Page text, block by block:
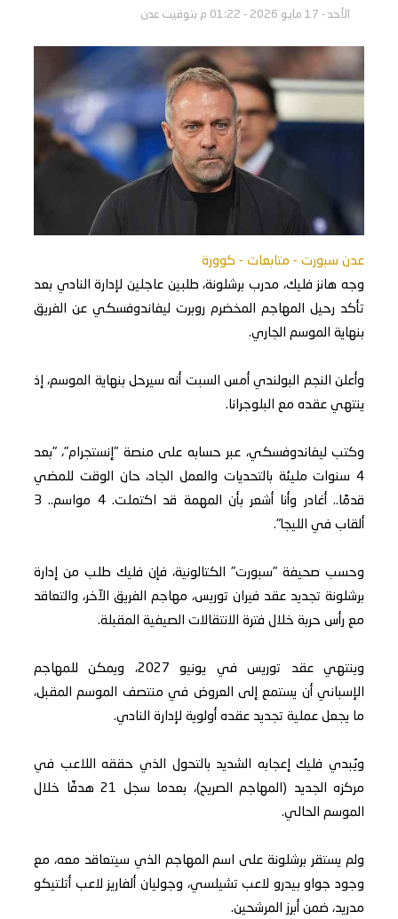
الأحد - 17 مايو 2026 - 01:22 م بتوقيت عدن
عدن سبورت - متابعات - كوورة
وجه هانز فليك، مدرب برشلونة، طلبين عاجلين لإدارة النادي بعد
تأكد رحيل المهاجم المخضرم روبرت ليفاندوفسكي عن الفريق
بنهاية الموسم الجاري.
وأعلن النجم البولندي أمس السبت أنه سيرحل بنهاية الموسم، إذ
ينتهي عقده مع البلوجرانا.
وكتب ليفاندوفسكي، عبر حسابه على منصة "إنستجرام"، "بعد
4 سنوات مليئة بالتحديات والعمل الجاد، حان الوقت للمضي
قدمًا.. أغادر وأنا أشعر بأن المهمة قد اكتملت. 4 مواسم.. 3
ألقاب في الليجا".
وحسب صحيفة "سبورت" الكتالونية، فإن فليك طلب من إدارة
برشلونة تجديد عقد فيران توريس، مهاجم الفريق الآخر، والتعاقد
مع رأس حربة خلال فترة الانتقالات الصيفية المقبلة.
وينتهي عقد توريس في يونيو 2027، ويمكن للمهاجم
الإسباني أن يستمع إلى العروض في منتصف الموسم المقبل،
ما يجعل عملية تجديد عقده أولوية لإدارة النادي.
ويُبدي فليك إعجابه الشديد بالتحول الذي حققه اللاعب في
مركزه الجديد (المهاجم الصريح)، بعدما سجل 21 هدفًا خلال
الموسم الحالي.
ولم يستقر برشلونة على اسم المهاجم الذي سيتعاقد معه، مع
وجود جواو بيدرو لاعب تشيلسي، وجوليان ألفاريز لاعب أتلتيكو
مدريد، ضمن أبرز المرشحين.